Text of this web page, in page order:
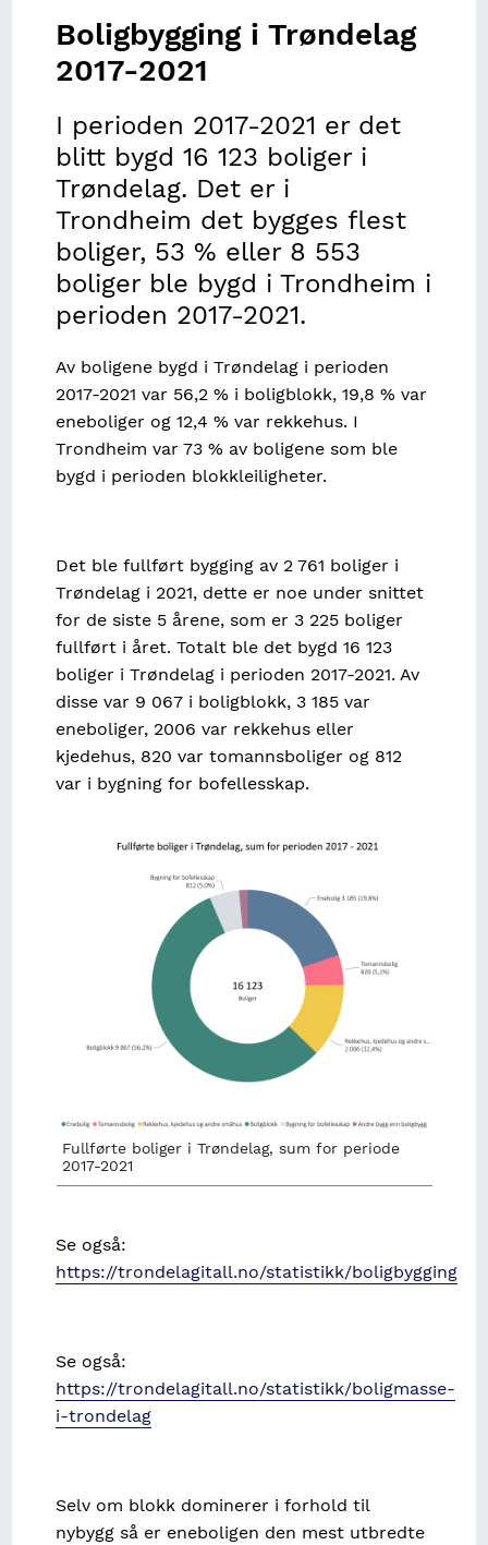
Restråstoffkartlegging
Registrert avgang av hjortevilt utenom ordinær
jakt
Fiske i trønderske farvann
Fangst i turistfiske
Restråstoffkartlegging
Tap og svinn i akvakultur
DistriktForsk
Tildelinger fra Norges Forskningsråd
Tilsagn fra Innovasjon Norge
Skattefunn
Horisont 2020
Regionalt nettverk
Byggekostnadsindeks for veianlegg
Kostnadsindeks for vare- og lastebiltransport
Utvikling i helserelatert atferd HUNT1-4
HUNT4 Samfunnsdeltagelse
HUNT4 Nærmiljø
HUNT4 Sosiale relasjoner
HUNT4 Psykisk helse
HUNT4 Overvekt og fedme
HUNT4 Egenrapportert bruk av helsetjenester og
medisiner
HUNT4 Flersykelighet og egenrapporterte
sykdommer
Utvikling i helsetilstand HUNT1-4
Ungdata-trening og fysisk aktivitet
Ungdata-lokalmiljøet
Ungdata-livskvalitet
Ungdata-framtid
Ungdata-skole
Ungdata-foreldre
Ungdata-helse
Ungdata-stress og press
Vassdragssone
Kommunestruktur i Trøndelag
tilknyttet bemanning hele døgnet
Boligbygging i Trøndelag
2017-2021
I perioden 2017-2021 er det
blitt bygd 16 123 boliger i
Trøndelag. Det er i
Trondheim det bygges flest
boliger, 53 % eller 8 553
boliger ble bygd i Trondheim i
perioden 2017-2021.
Av boligene bygd i Trøndelag i perioden
2017-2021 var 56,2 % i boligblokk, 19,8 % var
eneboliger og 12,4 % var rekkehus. I
Trondheim var 73 % av boligene som ble
bygd i perioden blokkleiligheter.
Det ble fullført bygging av 2 761 boliger i
Trøndelag i 2021, dette er noe under snittet
for de siste 5 årene, som er 3 225 boliger
fullført i året. Totalt ble det bygd 16 123
boliger i Trøndelag i perioden 2017-2021. Av
disse var 9 067 i boligblokk, 3 185 var
eneboliger, 2006 var rekkehus eller
kjedehus, 820 var tomannsboliger og 812
var i bygning for bofellesskap.
Fullførte boliger i Trøndelag, sum for periode
2017-2021
Se også:
https://trondelagitall.no/statistikk/boligbygging
Se også:
https://trondelagitall.no/statistikk/boligmasse-
i-trondelag
Selv om blokk dominerer i forhold til
nybygg så er eneboligen den mest utbredte